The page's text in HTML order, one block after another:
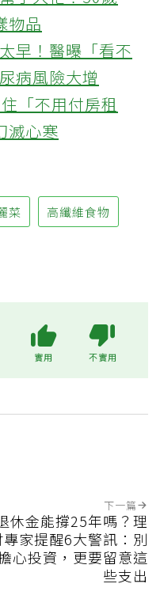
物品
早！醫曝「看不
病風險大增
「不用付房租
滅心寒
菜 高纖維食物
實用 不實用
下一篇
休金能撐25年嗎？理
專家提醒6大警訊：別
心投資，更要留意這
些支出